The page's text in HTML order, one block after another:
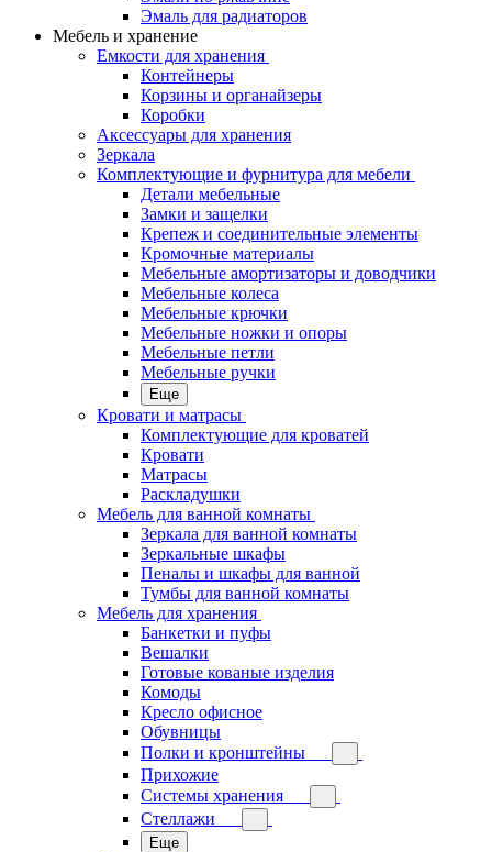
Эмаль для радиаторов
Мебель и хранение
Емкости для хранения
Контейнеры
Корзины и органайзеры
Коробки
Аксессуары для хранения
Зеркала
Комплектующие и фурнитура для мебели
Детали мебельные
Замки и защелки
Крепеж и соединительные элементы
Кромочные материалы
Мебельные амортизаторы и доводчики
Мебельные колеса
Мебельные крючки
Мебельные ножки и опоры
Мебельные петли
Мебельные ручки
Еще
Кровати и матрасы
Комплектующие для кроватей
Кровати
Матрасы
Раскладушки
Мебель для ванной комнаты
Зеркала для ванной комнаты
Зеркальные шкафы
Пеналы и шкафы для ванной
Тумбы для ванной комнаты
Мебель для хранения
Банкетки и пуфы
Вешалки
Готовые кованые изделия
Комоды
Кресло офисное
Обувницы
Полки и кронштейны
Прихожие
Системы хранения
Стеллажи
Еще